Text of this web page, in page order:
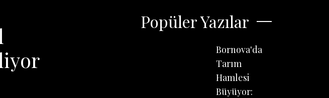
Popüler Yazılar
Bornova'da
Tarım
Hamlesi
Büyüyor: